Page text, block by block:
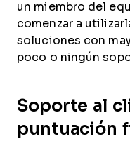
un miembro del
comenzar a
soluciones con
poco o ningún
Soporte al
puntuación